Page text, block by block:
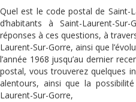
Quel est le code postal de Saint-
d’habitants à Saint-Laurent-
réponses à ces questions, à
Laurent-Sur-Gorre, ainsi que
l’année 1968 jusqu’au dernier
postal, vous trouverez quelques
alentours, ainsi que la
Laurent-Sur-Gorre,